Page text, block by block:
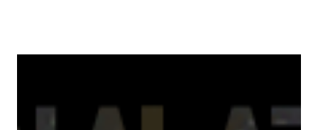
una calda sera d’estate, Jason Garrett scavalca la recinzione
che separa le due proprietà e si arrampica sul pergolato